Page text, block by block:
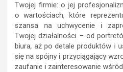
Twojej firmie: o jej
o wartościach, które
szansa na uchwycenie i
Twojej działalności – od
biura, aż po detale produktów i
się na spójny i przyciągający
zaufanie i zainteresowanie